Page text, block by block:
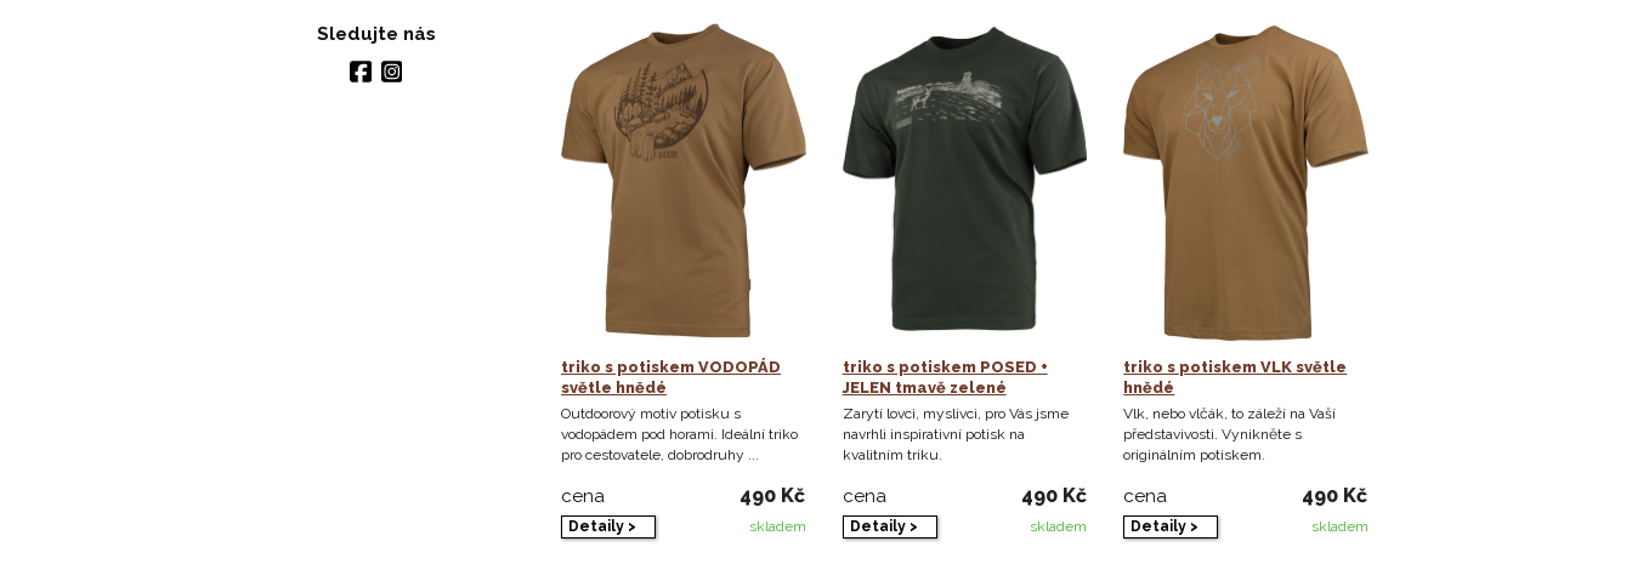
Sledujte nás
triko s potiskem VODOPÁD
světle hnědé
Outdoorový motiv potisku s
vodopádem pod horami. Ideální triko
pro cestovatele, dobrodruhy ...
cena 490 Kč
Detaily > skladem
triko s potiskem POSED +
JELEN tmavě zelené
Zarytí lovci, myslivci, pro Vás jsme
navrhli inspirativní potisk na
kvalitním triku.
cena 490 Kč
Detaily > skladem
triko s potiskem VLK světle
hnědé
Vlk, nebo vlčák, to záleží na Vaší
představivosti. Vynikněte s
originálním potiskem.
cena 490 Kč
Detaily > skladem